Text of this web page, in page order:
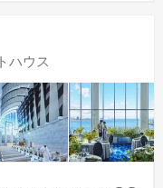
ハウス